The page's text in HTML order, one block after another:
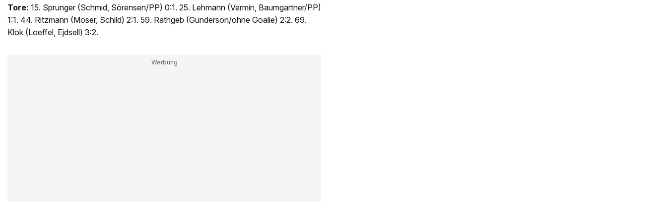
Tore: 15. Sprunger (Schmid, Sörensen/PP) 0:1. 25. Lehmann (Vermin, Baumgartner/PP)
1:1. 44. Ritzmann (Moser, Schild) 2:1. 59. Rathgeb (Gunderson/ohne Goalie) 2:2. 69.
Klok (Loeffel, Ejdsell) 3:2.